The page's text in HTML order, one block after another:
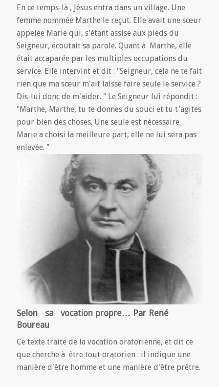
En ce temps-là , Jésus entra dans un village. Une
femme nommée Marthe le reçut. Elle avait une sœur
appelée Marie qui, s'étant assise aux pieds du
Seigneur, écoutait sa parole. Quant à Marthe, elle
était accaparée par les multiples occupations du
service. Elle intervint et dit : "Seigneur, cela ne te fait
rien que ma sœur m'ait laissé faire seule le service ?
Dis-lui donc de m'aider. " Le Seigneur lui répondit :
"Marthe, Marthe, tu te donnes du souci et tu t'agites
pour bien des choses. Une seule est nécessaire.
Marie a choisi la meilleure part, elle ne lui sera pas
enlevée. "
Selon sa vocation propre… Par René
Boureau
Ce texte traite de la vocation oratorienne, et dit ce
que cherche à être tout oratorien : il indique une
manière d'être homme et une manière d'être prêtre.